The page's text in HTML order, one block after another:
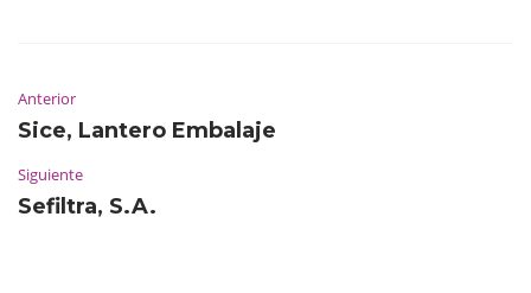
Anterior
Sice, Lantero Embalaje
Siguiente
Sefiltra, S.A.